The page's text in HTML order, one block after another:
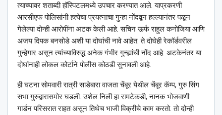
त्याच्यावर शताब्दी हॉस्पिटलमध्ये उपचार करण्यात आले. याप्रकरणी
आरसीएफ पोलिसांनी हत्येचा प्रयत्नाचा गुन्हा नोंदवून हल्ल्यानंतर पळून
गेलेल्या दोन्ही आरोपींना अटक केली आहे. सचिन ऊर्फ राहुल कनोजिया आणि
अजय दिपक बनसोडे अशी या दोघांची नावे आहेत. ते दोघेही रेकॉर्डवरील
गुन्हेगार असून त्यांच्याविरुद्ध अनेक गंभीर गुन्ह्यांची नोंद आहे. अटकेनंतर या
दोघांनाही लोकल कोर्टाने पोलीस कोठडी सुनावली आहे.
ही घटना सोमवारी रात्री साडेबारा वाजता चेंबूर येथील चेंबूर कॅम्प, गुरु सिंग
सभा गुरुद्वारासमोर घडली. उशेल निली हा रामटेकडी, नानक भोजवाणी
गार्डन परिसरात राहत असून तिथेच भाजी विक्रीचे काम करतो. तो दोन्ही